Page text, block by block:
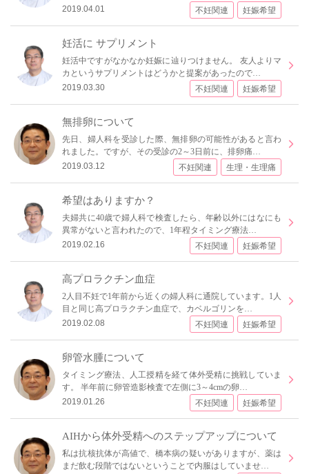
2019.04.01
不妊関連 妊娠希望
妊活に サプリメント
妊活中ですがなかなか妊娠に辿りつけません。 友人よりマ
カというサプリメントはどうかと提案があったので…
2019.03.30
不妊関連 妊娠希望
無排卵について
先日、婦人科を受診した際、無排卵の可能性があると言わ
れました。ですが、その受診の2～3日前に、排卵痛…
2019.03.12
不妊関連 生理・生理痛
希望はありますか？
夫婦共に40歳で婦人科で検査したら、年齢以外にはなにも
異常がないと言われたので、1年程タイミング療法…
2019.02.16
不妊関連 妊娠希望
高プロラクチン血症
2人目不妊で1年前から近くの婦人科に通院しています。1人
目と同じ高プロラクチン血症で、カベルゴリンを…
2019.02.08
不妊関連 妊娠希望
卵管水腫について
タイミング療法、人工授精を経て体外受精に挑戦していま
す。 半年前に卵管造影検査で左側に3～4cmの卵…
2019.01.26
不妊関連 妊娠希望
AIHから体外受精へのステップアップについて
私は抗核抗体が高値で、橋本病の疑いがありますが、薬は
まだ飲む段階ではないということで内服はしていませ…